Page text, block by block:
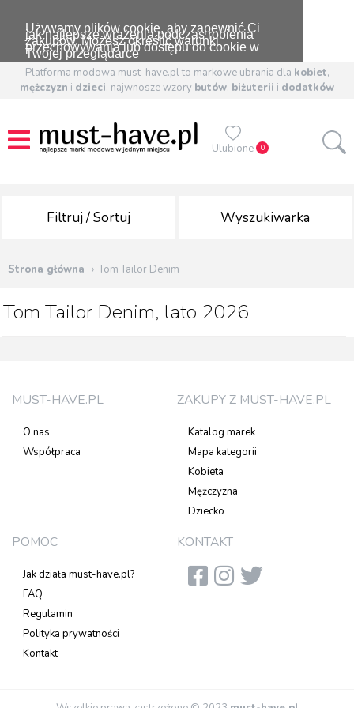
Używamy plików cookie, aby zapewnić Ci
jak najlepsze wrażenia podczas robienia
zakupów. Możesz określić warunki
przechowywania lub dostępu do cookie w
Twojej przeglądarce
Platforma modowa must-have.pl to markowe ubrania dla kobiet,
mężczyzn i dzieci, najwnosze wzory butów, biżuterii i dodatków
Ulubione 0
Filtruj / Sortuj Wyszukiwarka
Strona główna Tom Tailor Denim
Tom Tailor Denim, lato 2026
MUST-HAVE.PL
O nas
Współpraca
ZAKUPY Z MUST-HAVE.PL
Katalog marek
Mapa kategorii
Kobieta
Mężczyzna
Dziecko
POMOC
Jak działa must-have.pl?
FAQ
Regulamin
Polityka prywatności
Kontakt
KONTAKT